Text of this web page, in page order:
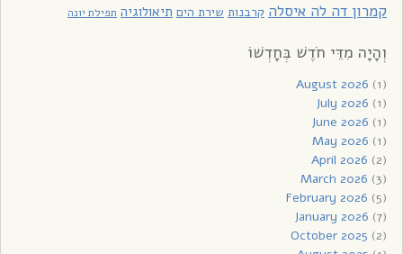
קמרון דה לה איסלה קרבנות שירת הים תיאולוגיה תפילת יונה
וְהָיָה מִדֵּי חֹדֶשׁ בְּחָדְשׁוֹ
August 2026 (1)
July 2026 (1)
June 2026 (1)
May 2026 (1)
April 2026 (2)
March 2026 (3)
February 2026 (5)
January 2026 (7)
October 2025 (2)